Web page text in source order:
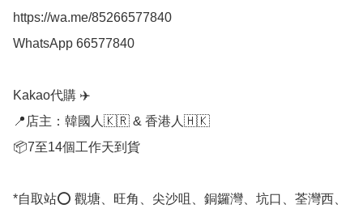
https://wa.me/85266577840
WhatsApp 66577840
Kakao代購 ✈️
📍店主：韓國人🇰🇷 & 香港人🇭🇰
📦7至14個工作天到貨
*自取站⭕ 觀塘、旺角、尖沙咀、銅鑼灣、坑口、荃灣西、